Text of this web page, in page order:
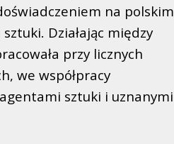
na polskim
Działając między
przy licznych
we współpracy
sztuki i uznanymi